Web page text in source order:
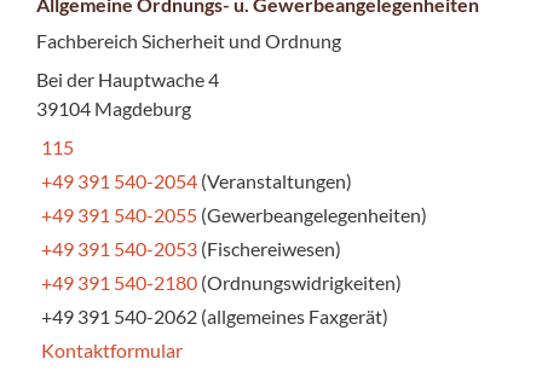
Fachbereich Sicherheit und Ordnung
Bei der Hauptwache 4
39104 Magdeburg
115
+49 391 540-2054 (Veranstaltungen)
+49 391 540-2055 (Gewerbeangelegenheiten)
+49 391 540-2053 (Fischereiwesen)
+49 391 540-2180 (Ordnungswidrigkeiten)
+49 391 540-2062 (allgemeines Faxgerät)
Kontaktformular